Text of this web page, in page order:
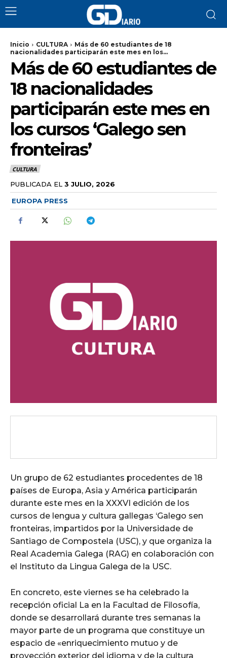
Inicio CULTURA
Más de 60 estudiantes de 18
nacionalidades participarán este mes en los...
Más de 60 estudiantes de
18 nacionalidades
participarán este mes en
los cursos ‘Galego sen
fronteiras’
CULTURA
PUBLICADA EL 3 JULIO, 2026
EUROPA PRESS
Un grupo de 62 estudiantes procedentes de 18
países de Europa, Asia y América participarán
durante este mes en la XXXVI edición de los
cursos de lengua y cultura gallegas ‘Galego sen
fronteiras, impartidos por la Universidade de
Santiago de Compostela (USC), y que organiza la
Real Academia Galega (RAG) en colaboración con
el Instituto da Lingua Galega de la USC.
En concreto, este viernes se ha celebrado la
recepción oficial La en la Facultad de Filosofía,
donde se desarrollará durante tres semanas la
mayor parte de un programa que constituye un
espacio de «enriquecimiento mutuo y de
proyección exterior del idioma y de la cultura